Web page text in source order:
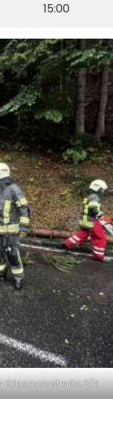
15:00
Silbertalerstraße 2/2